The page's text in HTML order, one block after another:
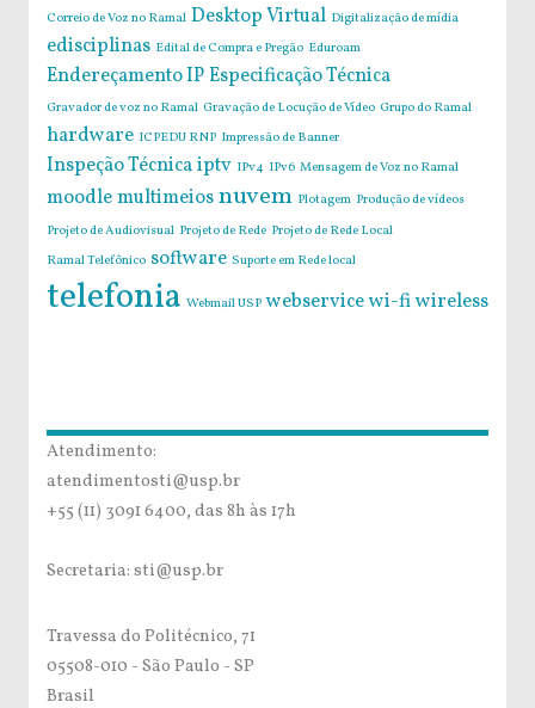
Correio de Voz no Ramal Desktop Virtual Digitalização de mídia
edisciplinas Edital de Compra e Pregão Eduroam
Endereçamento IPEspecificação Técnica
Gravador de voz no Ramal Gravação de Locução de Vídeo Grupo do Ramal
hardware ICPEDU RNP Impressão de Banner
Inspeção Técnicaiptv IPv4 IPv6 Mensagem de Voz no Ramal
moodlemultimeiosnuvem Plotagem Produção de vídeos
Projeto de Audiovisual Projeto de Rede Projeto de Rede Local
Ramal Telefônico software Suporte em Rede local
telefonia Webmail USP webservicewi-fiwireless
Atendimento:
atendimentosti@usp.br
+55 (11) 3091 6400, das 8h às 17h
Secretaria: sti@usp.br
Travessa do Politécnico, 71
05508-010 - São Paulo - SP
Brasil